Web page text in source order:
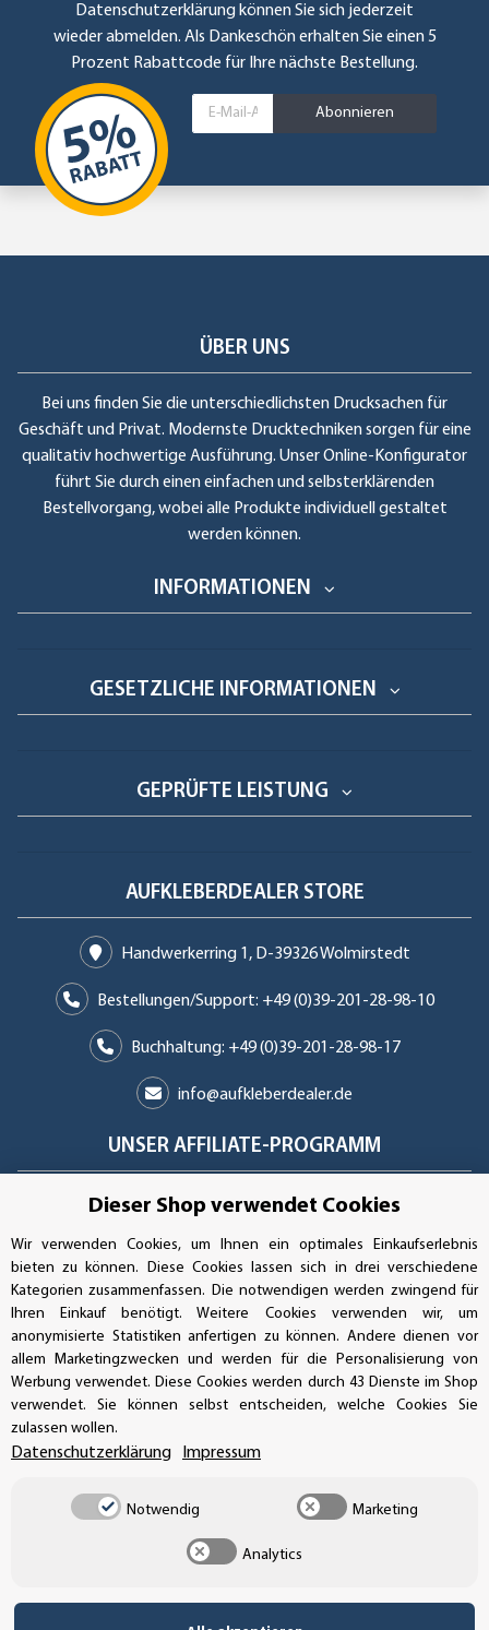
Datenschutzerklärung können Sie sich jederzeit
wieder abmelden. Als Dankeschön erhalten Sie einen 5
Prozent Rabattcode für Ihre nächste Bestellung.
Abonnieren
ÜBER UNS
Bei uns finden Sie die unterschiedlichsten Drucksachen für
Geschäft und Privat. Modernste Drucktechniken sorgen für eine
qualitativ hochwertige Ausführung. Unser Online-Konfigurator
führt Sie durch einen einfachen und selbsterklärenden
Bestellvorgang, wobei alle Produkte individuell gestaltet
werden können.
INFORMATIONEN
GESETZLICHE INFORMATIONEN
GEPRÜFTE LEISTUNG
AUFKLEBERDEALER STORE
Handwerkerring 1, D-39326 Wolmirstedt
Bestellungen/Support: +49 (0)39-201-28-98-10
Buchhaltung: +49 (0)39-201-28-98-17
info@aufkleberdealer.de
UNSER AFFILIATE-PROGRAMM
UNSERE ZAHLUNGSARTEN*
SSL-Verschlüsselung
UNSER VERSANDDIENSTLEISTER
Dieser Shop verwendet Cookies
Wir verwenden Cookies, um Ihnen ein optimales Einkaufserlebnis
bieten zu können. Diese Cookies lassen sich in drei verschiedene
Kategorien zusammenfassen. Die notwendigen werden zwingend für
Ihren Einkauf benötigt. Weitere Cookies verwenden wir, um
anonymisierte Statistiken anfertigen zu können. Andere dienen vor
allem Marketingzwecken und werden für die Personalisierung von
Werbung verwendet. Diese Cookies werden durch 43 Dienste im Shop
verwendet. Sie können selbst entscheiden, welche Cookies Sie
zulassen wollen.
Datenschutzerklärung Impressum
Notwendig Marketing
Analytics